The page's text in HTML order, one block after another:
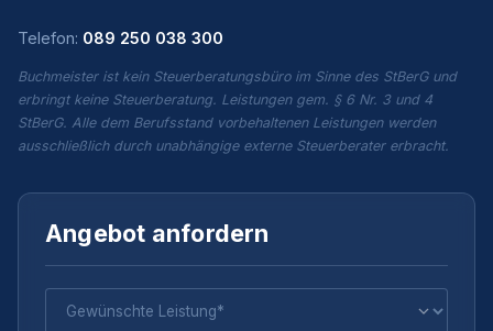
Telefon: 089 250 038 300
Buchmeister ist kein Steuerberatungsbüro im Sinne des StBerG und
erbringt keine Steuerberatung. Leistungen gem. § 6 Nr. 3 und 4
StBerG. Alle dem Berufsstand vorbehaltenen Leistungen werden
ausschließlich durch unabhängige externe Steuerberater erbracht.
Angebot anfordern